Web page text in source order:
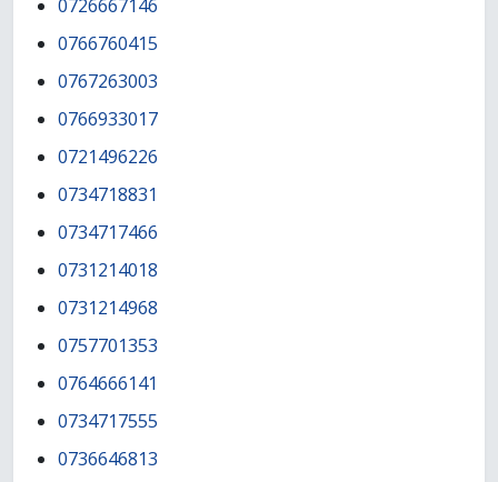
0726667146
0766760415
0767263003
0766933017
0721496226
0734718831
0734717466
0731214018
0731214968
0757701353
0764666141
0734717555
0736646813